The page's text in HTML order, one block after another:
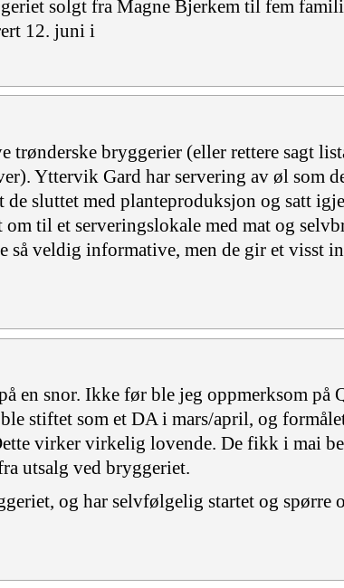
solgt fra Magne Bjerkem til fem
12. juni i
trønderske bryggerier (eller rettere sagt
Yttervik Gard har servering av øl som
de sluttet med planteproduksjon og satt
til et serveringslokale med mat og
så veldig informative, men de gir et visst
en snor. Ikke før ble jeg oppmerksom på
stiftet som et DA i mars/april, og
virker virkelig lovende. De fikk i mai
utsalg ved bryggeriet.
og har selvfølgelig startet og spørre